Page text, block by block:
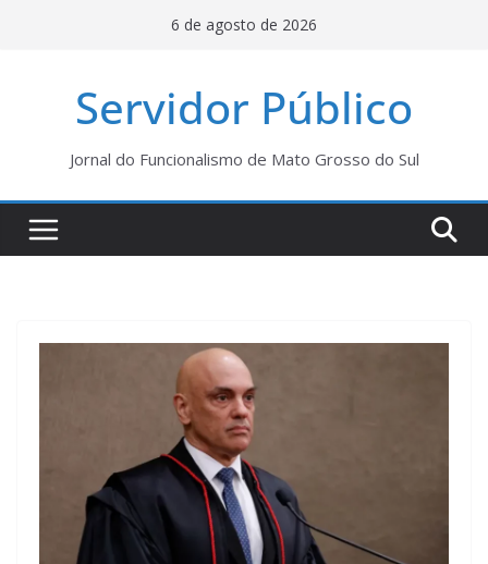
6 de agosto de 2026
Servidor Público
Jornal do Funcionalismo de Mato Grosso do Sul